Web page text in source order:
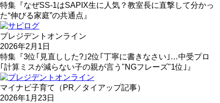
特集『なぜSS-1はSAPIX生に人気？教室長に直撃して分かっ
た“伸びる家庭”の共通点』
プレジデントオンライン
2026年2月1日
特集『3位｢見直しした?｣2位｢丁寧に書きなさい｣…中受プロ
｢計算ミスが減らない子の親が言う"NGフレーズ"1位｣』
マイナビ子育て（PR／タイアップ記事）
2026年1月23日